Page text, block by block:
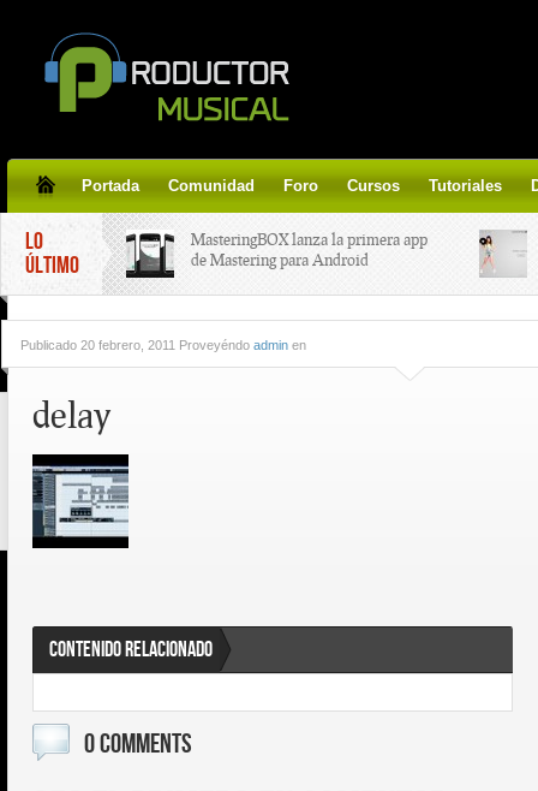
Portada Comunidad Foro Cursos Tutoriales
LO
ÚLTIMO
MasteringBOX lanza la primera app
de Mastering para Android
line gratis!
Publicado 20 febrero, 2011 Proveyéndo admin en
delay
CONTENIDO RELACIONADO
0 COMMENTS